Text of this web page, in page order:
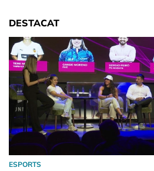
DESTACAT
ESPORTS